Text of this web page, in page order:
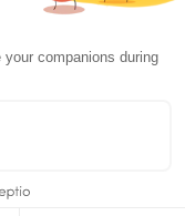
réservés.